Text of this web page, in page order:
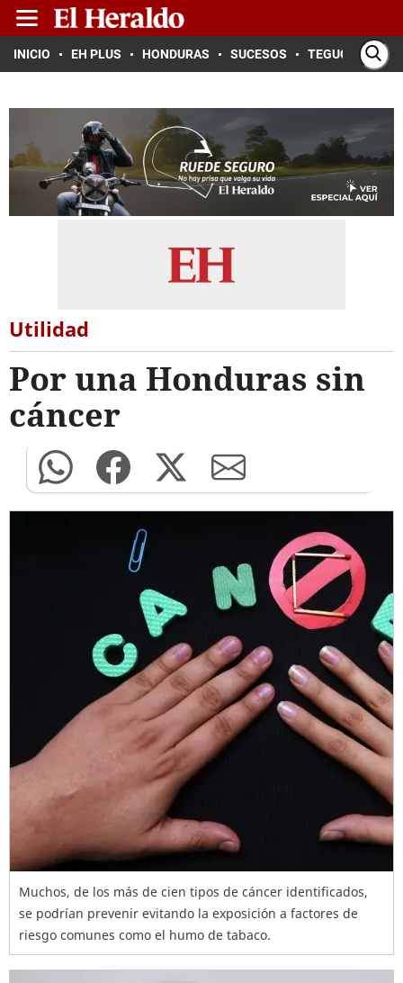
INICIO EH PLUS HONDURAS SUCESOS TEGUCIGALPA
Utilidad
Por una Honduras sin
cáncer
Muchos, de los más de cien tipos de cáncer identificados,
se podrían prevenir evitando la exposición a factores de
riesgo comunes como el humo de tabaco.